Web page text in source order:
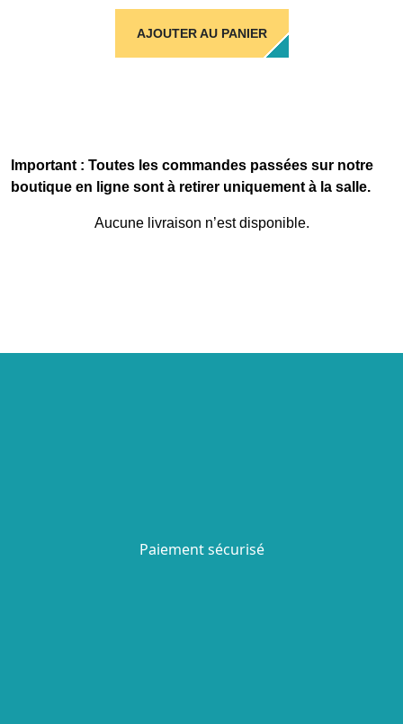
AJOUTER AU PANIER
Important : Toutes les commandes passées sur notre
boutique en ligne sont à retirer uniquement à la salle.
Aucune livraison n’est disponible.
Paiement sécurisé